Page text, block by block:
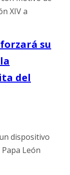
XIV a
su
del
dispositivo
León